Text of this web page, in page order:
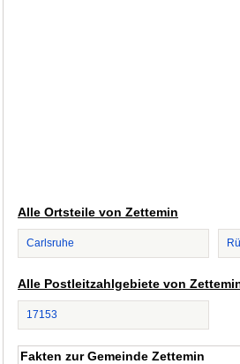
Alle Ortsteile von Zettemin
Carlsruhe
Alle Postleitzahlgebiete von
17153
Fakten zur Gemeinde Zettemin